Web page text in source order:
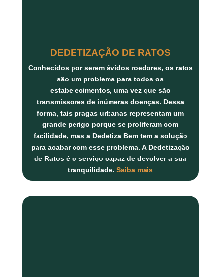
DEDETIZAÇÃO DE RATOS
Conhecidos por serem ávidos roedores, os ratos
são um problema para todos os
estabelecimentos, uma vez que são
transmissores de inúmeras doenças. Dessa
forma, tais pragas urbanas representam um
grande perigo porque se proliferam com
facilidade, mas a Dedetiza Bem tem a solução
para acabar com esse problema. A Dedetização
de Ratos é o serviço capaz de devolver a sua
tranquilidade.Saiba mais